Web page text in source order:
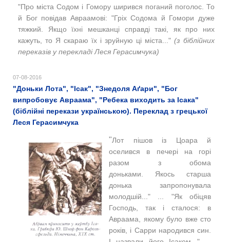
"Про міста Содом і Гомору ширився поганий поголос. То
й Бог повідав Авраамові: "Гріх Содома й Гомори дуже
тяжкий. Якщо їхні мешканці справді такі, як про них
кажуть, то Я скараю їх і зруйную ці міста..." (з біблійних
переказів у перекладі Леся Герасимчука)
07-08-2016
"Доньки Лота", "Ісак", "Знедоля Аґари", "Бог
випробовує Авраама", "Ребека виходить за Ісака"
(біблійні перекази українською). Переклад з грецької
Леся Герасимчука
"Лот пішов із Цоара й
оселився в печері на горі
разом з обома
доньками. Якось старша
донька запропонувала
молодшій..." ... "Як обіцяв
Господь, так і сталося: в
Авраама, якому було вже сто
років, і Сарри народився син.